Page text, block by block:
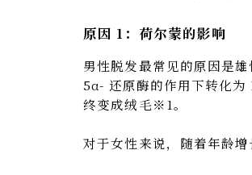
原因 1：荷尔蒙的影响
男性脱发最常见的原因是
5α- 还原酶的作用下转化
终变成绒毛※1。
对于女性来说，随着年龄